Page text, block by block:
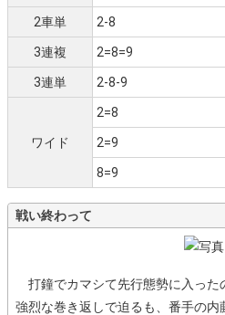
2車単 2-8
3連複 2=8=9
3連単 2-8-9
ワイド
2=8
2=9
8=9
戦い終わって
打鐘でカマシて先行態勢に入った
強烈な巻き返しで迫るも、番手の内